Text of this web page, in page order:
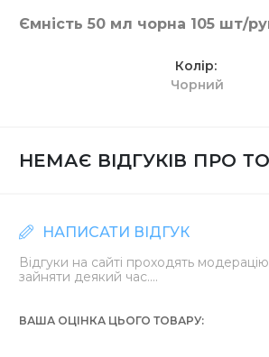
Ємність 50 мл чорна 105 шт/
Колір
Чорний
НЕМАЄ ВІДГУКІВ ПРО
НАПИСАТИ ВІДГУК
Відгуки на сайті проходять
зайняти деякий час....
ВАША ОЦІНКА ЦЬОГО ТОВАРУ